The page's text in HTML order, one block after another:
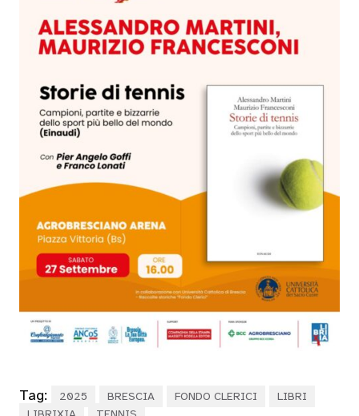
Tag: 2025 BRESCIA FONDO CLERICI
LIBRI